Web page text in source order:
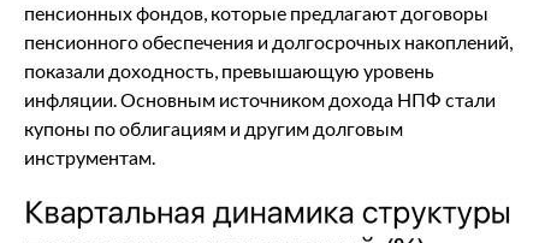
пенсионных фондов, которые предлагают договоры
пенсионного обеспечения и долгосрочных накоплений,
показали доходность, превышающую уровень
инфляции. Основным источником дохода НПФ стали
купоны по облигациям и другим долговым
инструментам.